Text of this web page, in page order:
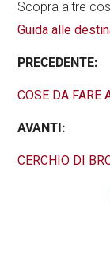
Scopra altre
Guida alle
PRECEDENTE:
COSE DA FARE
AVANTI:
CERCHIO DI